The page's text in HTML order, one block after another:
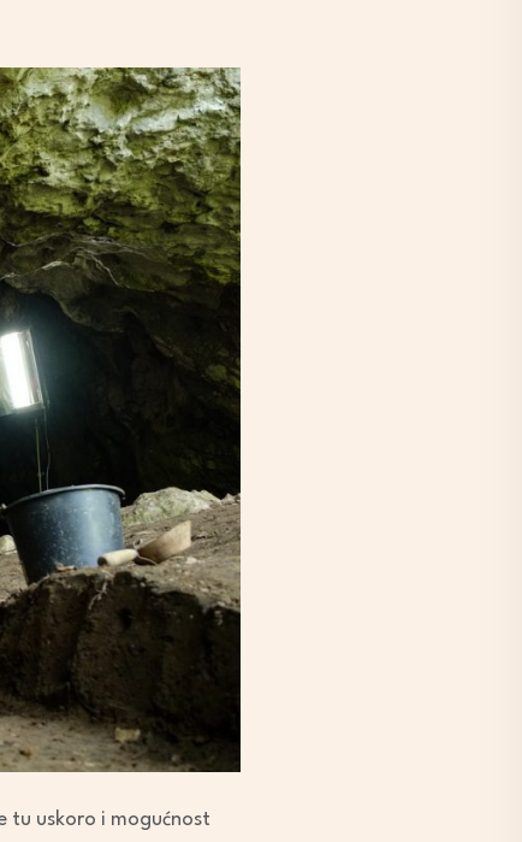
tu uskoro i mogućnost